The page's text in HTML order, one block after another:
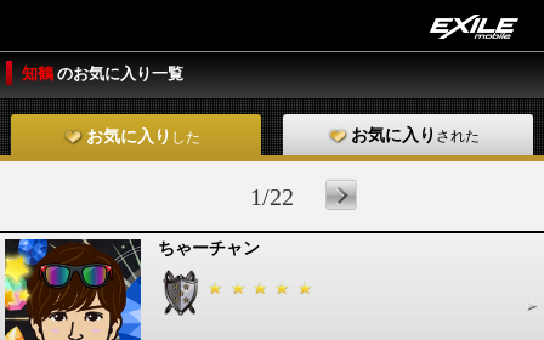
知鶴 のお気に入り一覧
お気に入り した お気に入り された
1/22
ちゃーチャン